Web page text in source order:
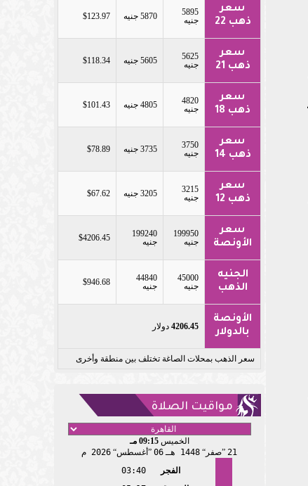
سعر
ذهب 22
5895
جنيه
5870 جنيه $123.97
سعر
ذهب 21
5625
جنيه
5605 جنيه $118.34
سعر
ذهب 18
4820
جنيه
4805 جنيه $101.43
سعر
ذهب 14
3750
جنيه
3735 جنيه $78.89
سعر
ذهب 12
3215
جنيه
3205 جنيه $67.62
سعر
الأونصة
199950
جنيه
199240
جنيه
$4206.45
الجنيه
الذهب
45000
جنيه
44840
جنيه
$946.68
الأونصة
بالدولار
4206.45 دولار
سعر الذهب بمحلات الصاغة تختلف بين منطقة وأخرى
مواقيت الصلاة
الخميس09:15 مـ
21 صفر 1448 هـ 06 أغسطس 2026 م
الفجر
03:40